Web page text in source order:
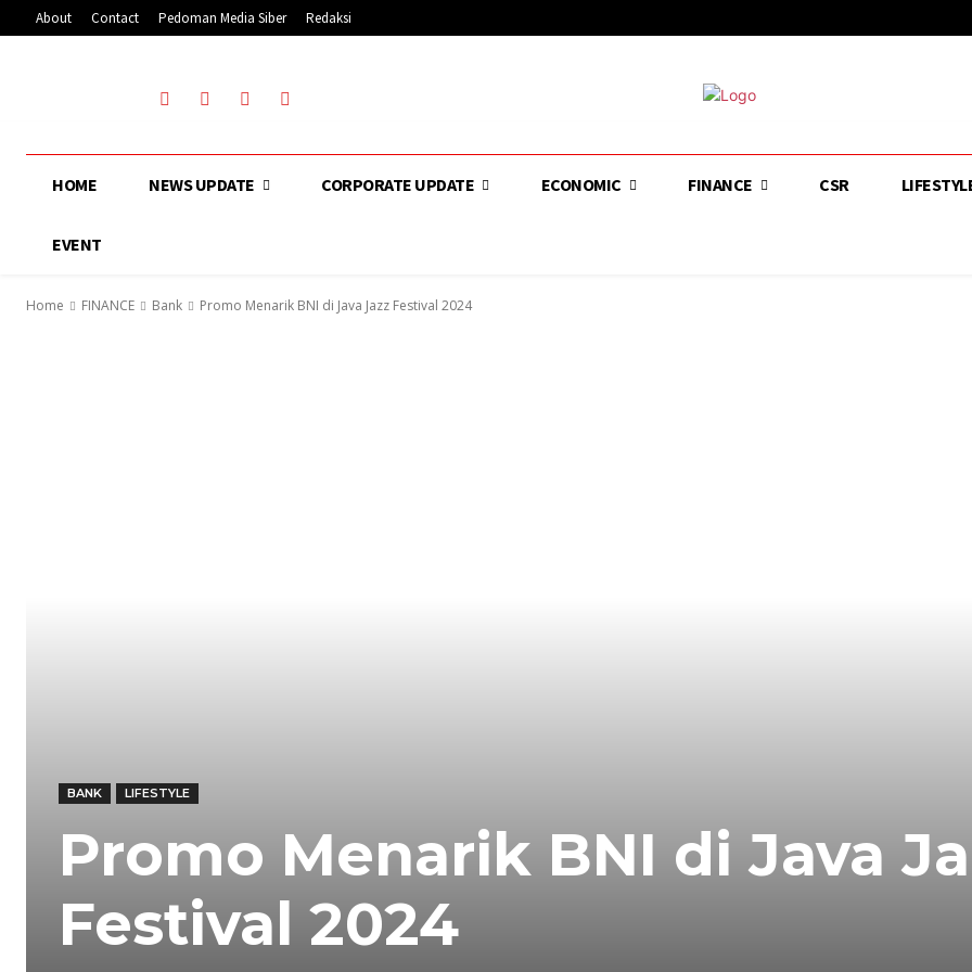
About Contact Pedoman Media Siber Redaksi
HOME NEWS UPDATE CORPORATE UPDATE ECONOMIC FINANCE CSR
EVENT
Home FINANCE Bank Promo Menarik BNI di Java Jazz Festival 2024
BANK LIFESTYLE
Promo Menarik BNI di Java
Festival 2024